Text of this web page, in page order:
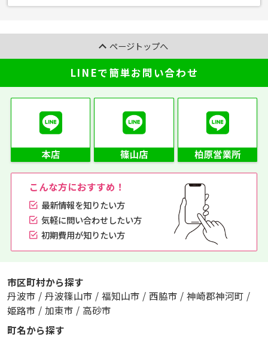
ページトップへ
LINEで簡単お問い合わせ
こんな方におすすめ！
最新情報を知りたい方
気軽に問い合わせしたい方
初期費用が知りたい方
市区町村から探す
丹波市 / 丹波篠山市 / 福知山市 / 西脇市 / 神崎郡神河町 /
姫路市 / 加東市 / 高砂市
町名から探す